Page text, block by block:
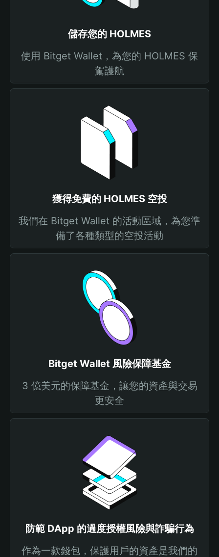
儲存您的 HOLMES
使用 Bitget Wallet，為您的 HOLMES 保
駕護航
獲得免費的 HOLMES 空投
我們在 Bitget Wallet 的活動區域，為您準
備了各種類型的空投活動
Bitget Wallet 風險保障基金
3 億美元的保障基金，讓您的資產與交易
更安全
防範 DApp 的過度授權風險與詐騙行為
作為一款錢包，保護用戶的資產是我們的